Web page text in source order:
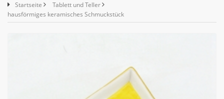
Startseite
Tablett und Teller
hausförmiges keramisches Schmuckstück